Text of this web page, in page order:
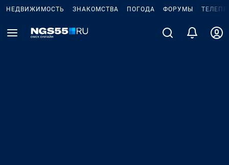
НЕДВИЖИМОСТЬ ЗНАКОМСТВА ПОГОДА ФОРУМЫ